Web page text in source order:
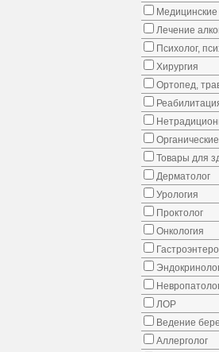
Медицинские
Лечение
Психолог,
Хирургия
Ортопед,
Товары для
Дерматолог
Урология
Проктолог
Онкология
ЛОР
Ведение
Аллерголог